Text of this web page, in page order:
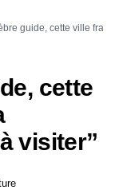
guide, cette ville
cette
visiter”